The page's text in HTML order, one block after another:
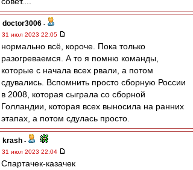
doctor3006 -
31 июл 2023 22:05
нормально всё, короче. Пока только
разогреваемся. А то я помню команды,
которые с начала всех рвали, а потом
сдувались. Вспомнить просто сборную России
в 2008, которая сыграла со сборной
Голландии, которая всех выносила на ранних
этапах, а потом сдулась просто.
krash -
31 июл 2023 22:04
Спартачек-казачек